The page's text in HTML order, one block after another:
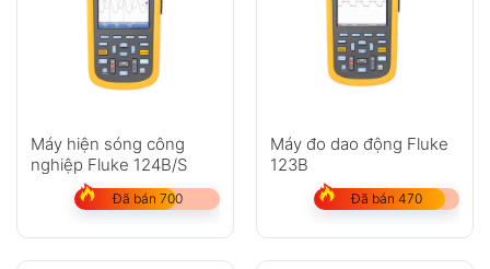
Máy hiện sóng công
nghiệp Fluke 124B/S
Đã bán 700
Máy đo dao động Fluke
123B
Đã bán 470